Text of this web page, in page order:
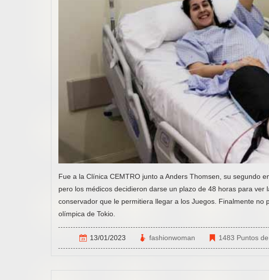
Fue a la Clínica CEMTRO junto a Anders Thomsen, su segundo
pero los médicos decidieron darse un plazo de 48 horas para
conservador que le permitiera llegar a los Juegos. Finalmente
olímpica de Tokio.
13/01/2023 fashionwoman 1483 Puntos